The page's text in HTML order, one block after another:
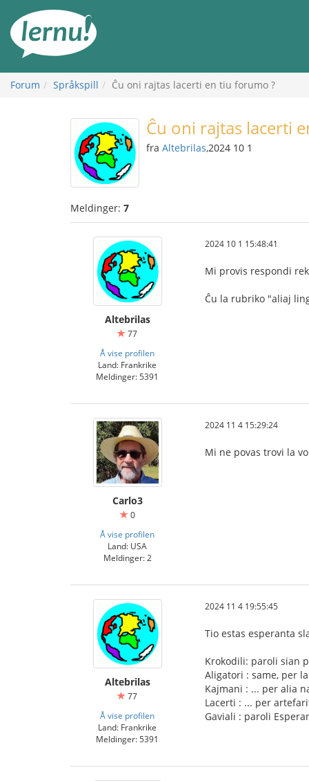
innholdet
Forum Språkspill Ĉu oni rajtas lacerti en tiu forumo ?
Ĉu oni rajtas lacerti
fra Altebrilas,2024 10 1
Meldinger: 7
Altebrilas
77
Å vise profilen
Land: Frankrike
Meldinger: 5391
2024 10 1 15:48:41
Mi provis respondi
Ĉu la rubriko "aliaj
Carlo3
0
Å vise profilen
Land: USA
Meldinger: 2
2024 11 4 15:29:24
Mi ne povas trovi la
Altebrilas
77
Å vise profilen
Land: Frankrike
Meldinger: 5391
2024 11 4 19:55:45
Tio estas esperanta
Krokodili: paroli sian
Aligatori : same, per
Kajmani : ... per alia
Lacerti : ... per
Gaviali : paroli